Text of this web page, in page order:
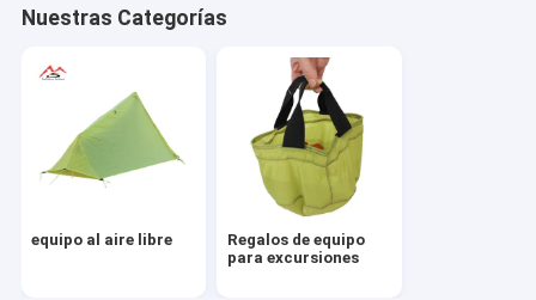
Nuestras Categorías
equipo al aire libre
Regalos de equipo
para excursiones